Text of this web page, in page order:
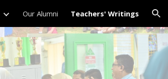
Our Alumni Teachers' Writings